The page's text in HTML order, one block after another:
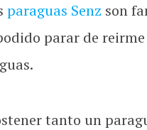
paraguas Senz son
parar de
tanto un